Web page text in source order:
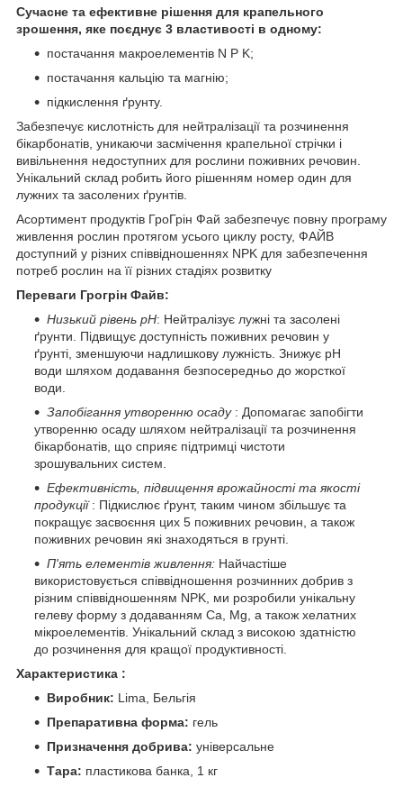
Сучасне та ефективне рішення для крапельного
зрошення, яке поєднує 3 властивості в одному:
постачання макроелементів N P K;
постачання кальцію та магнію;
підкислення ґрунту.
Забезпечує кислотність для нейтралізації та розчинення
бікарбонатів, уникаючи засмічення крапельної стрічки і
вивільнення недоступних для рослини поживних речовин.
Унікальний склад робить його рішенням номер один для
лужних та засолених ґрунтів.
Асортимент продуктів ГроГрін Фай забезпечує повну програму
живлення рослин протягом усього циклу росту, ФАЙВ
доступний у різних співвідношеннях NPK для забезпечення
потреб рослин на її різних стадіях розвитку
Переваги Грогрін Файв:
Низький рівень pH: Нейтралізує лужні та засолені
ґрунти. Підвищує доступність поживних речовин у
ґрунті, зменшуючи надлишкову лужність. Знижує рН
води шляхом додавання безпосередньо до жорсткої
води.
Запобігання утворенню осаду: Допомагає запобігти
утворенню осаду шляхом нейтралізації та розчинення
бікарбонатів, що сприяє підтримці чистоти
зрошувальних систем.
Ефективність, підвищення врожайності та якості
продукції: Підкислює ґрунт, таким чином збільшує та
покращує засвоєння цих 5 поживних речовин, а також
поживних речовин які знаходяться в грунті.
П'ять елементів живлення: Найчастіше
використовується співвідношення розчинних добрив з
різним співвідношенням NPK, ми розробили унікальну
гелеву форму з додаванням Ca, Mg, а також хелатних
мікроелементів. Унікальний склад з високою здатністю
до розчинення для кращої продуктивності.
Характеристика :
Виробник: Lima, Бельгія
Препаративна форма: гель
Призначення добрива: універсальне
Тара: пластикова банка, 1 кг